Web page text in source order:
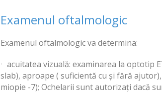
Examenul oftalmologic
Examenul oftalmologic va determina:
acuitatea vizuală: examinarea la optotip
slab), aproape ( suficientă cu şi fără
miopie -7); Ochelarii sunt autorizaţi dacă